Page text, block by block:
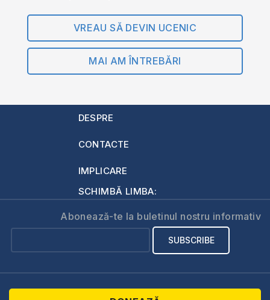
VREAU SĂ DEVIN UCENIC
MAI AM ÎNTREBĂRI
DESPRE
CONTACTE
IMPLICARE
SCHIMBĂ LIMBA:
Abonează-te la buletinul nostru informativ